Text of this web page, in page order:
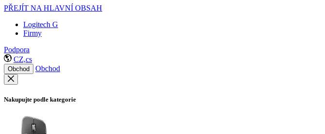
PŘEJÍT NA HLAVNÍ OBSAH
Logitech G
Firmy
Podpora
CZ,cs
Obchod Obchod
Nakupujte podle kategorie